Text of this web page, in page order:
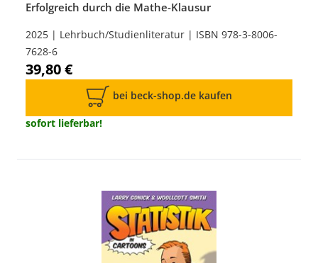
Erfolgreich durch die Mathe-Klausur
2025 | Lehrbuch/Studienliteratur | ISBN 978-3-8006-
7628-6
39,80 €
bei beck-shop.de kaufen
sofort lieferbar!